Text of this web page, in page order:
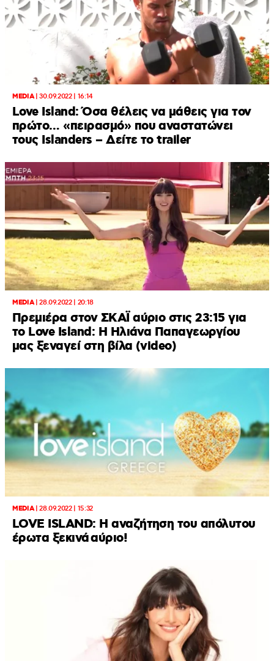
MEDIA|30.09.2022 | 16:14
Love Island: Όσα θέλεις να μάθεις για τον
πρώτο… «πειρασμό» που αναστατώνει
τους Islanders – Δείτε το trailer
MEDIA|28.09.2022 | 20:18
Πρεμιέρα στον ΣΚΑΪ αύριο στις 23:15 για
το Love Island: H Ηλιάνα Παπαγεωργίου
μας ξεναγεί στη βίλα (video)
MEDIA|28.09.2022 | 15:32
LOVE ISLAND: Η αναζήτηση του απόλυτου
έρωτα ξεκινά αύριο!